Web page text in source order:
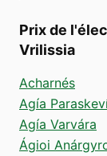
Prix de
Vrilissia
Acharnés
Agía
Agía Varvára
Ágioi